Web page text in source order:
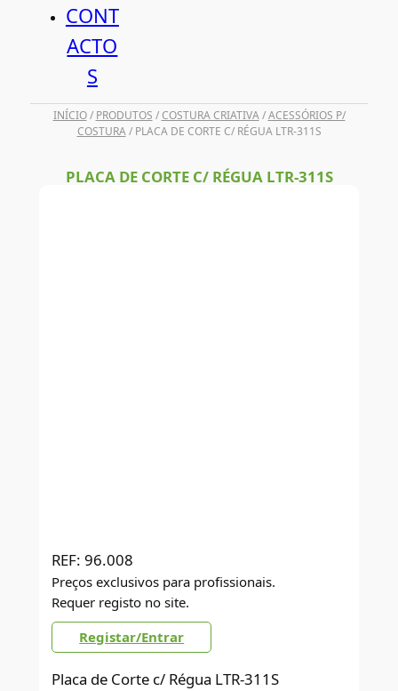
CONT
ACTO
S
INÍCIO/ PRODUTOS /COSTURA CRIATIVA/ACESSÓRIOS P/
COSTURA/ PLACA DE CORTE C/ RÉGUA LTR-311S
PLACA DE CORTE C/ RÉGUA LTR-311S
REF: 96.008
Preços exclusivos para profissionais.
Requer registo no site.
Registar/Entrar
Placa de Corte c/ Régua LTR-311S